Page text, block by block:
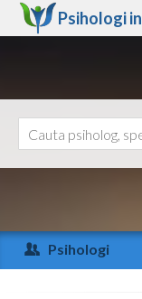
Psihologi in
Arad
Arges
Psihologi